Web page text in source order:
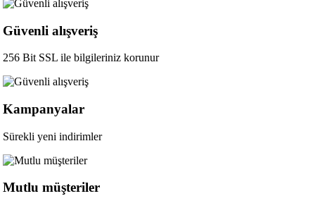
Güvenli alışveriş
256 Bit SSL ile bilgileriniz korunur
Kampanyalar
Sürekli yeni indirimler
Mutlu müşteriler